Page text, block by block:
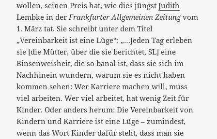
wollen, seinen Preis hat, wie dies jüngstJudith
Lembke in derFrankfurter Allgemeinen Zeitungvom
1. März tat. Sie schreibt unter dem Titel
„Vereinbarkeit ist eine Lüge“: „…Jeden Tag erleben
sie [die Mütter, über die sie berichtet, SL] eine
Binsenweisheit, die so banal ist, dass sie sich im
Nachhinein wundern, warum sie es nicht haben
kommen sehen: Wer Karriere machen will, muss
viel arbeiten. Wer viel arbeitet, hat wenig Zeit für
Kinder. Oder anders herum: Die Vereinbarkeit von
Kindern und Karriere ist eine Lüge – zumindest,
wenn das Wort Kinder dafür steht, dass man sie